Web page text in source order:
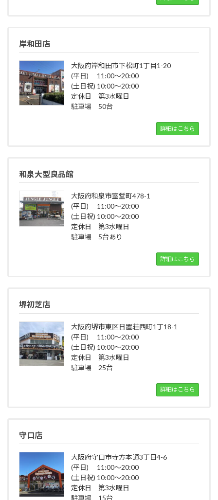
岸和田店
大阪府岸和田市下松町1丁目1-20
(平日) 11:00～20:00
(土日祝) 10:00～20:00
定休日 第3水曜日
駐車場 50台
詳細はこちら
和泉大型良品館
大阪府和泉市室堂町478-1
(平日) 11:00～20:00
(土日祝) 10:00～20:00
定休日 第3水曜日
駐車場 5台あり
詳細はこちら
堺初芝店
大阪府堺市東区日置荘西町1丁18-1
(平日) 11:00～20:00
(土日祝) 10:00～20:00
定休日 第3水曜日
駐車場 25台
詳細はこちら
守口店
大阪府守口市寺方本通3丁目4-6
(平日) 11:00～20:00
(土日祝) 10:00～20:00
定休日 第3水曜日
駐車場 15台